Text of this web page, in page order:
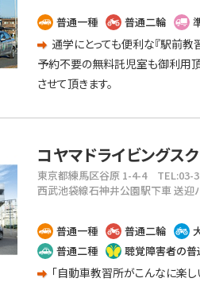
普通一種 普通二輪
通学にとっても便利な『駅前
予約不要の無料託児室も御利用
させて頂きます。
コヤマドライビングス
東京都練馬区谷原 1-4-4 TEL:03-
西武池袋線石神井公園駅下車 送迎
普通一種 普通二輪
普通二種
聴覚障害者の普
「自動車教習所がこんなに楽